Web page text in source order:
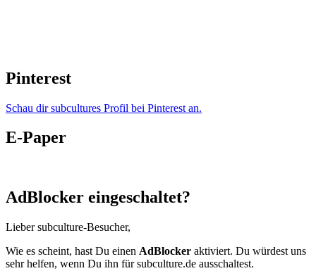
Pinterest
Schau dir subcultures Profil bei Pinterest an.
E-Paper
AdBlocker eingeschaltet?
Lieber subculture-Besucher,
Wie es scheint, hast Du einen AdBlocker aktiviert. Du würdest uns
sehr helfen, wenn Du ihn für subculture.de ausschaltest.